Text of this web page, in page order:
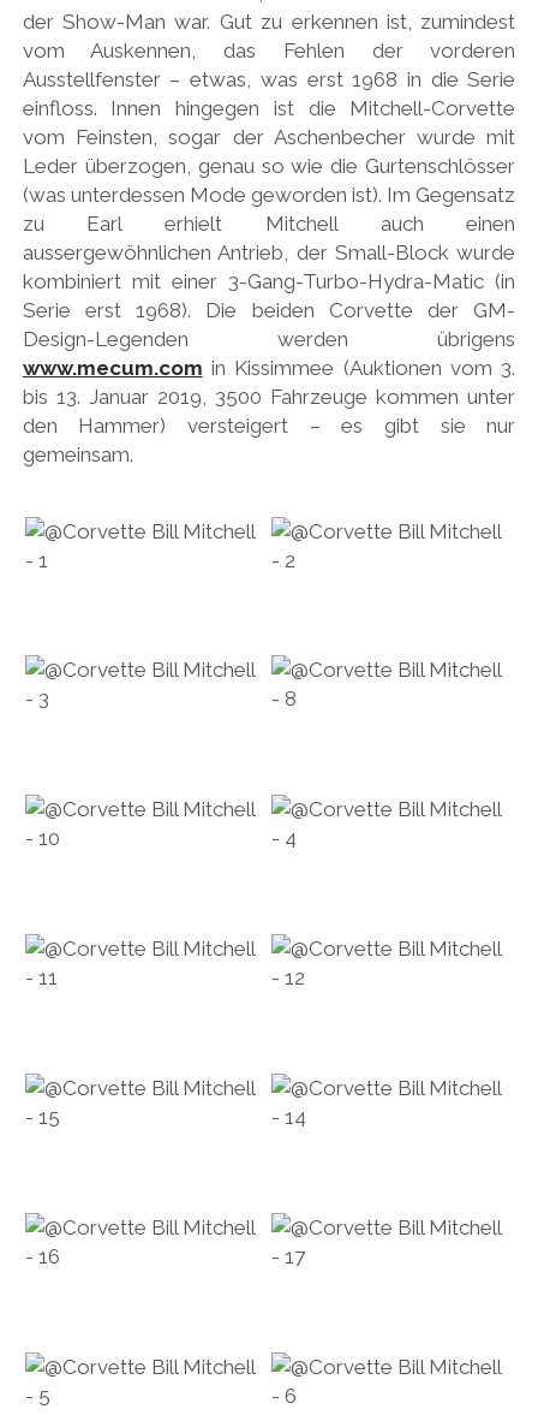
der Show-Man war. Gut zu erkennen ist, zumindest
vom Auskennen, das Fehlen der vorderen
Ausstellfenster – etwas, was erst 1968 in die Serie
einfloss. Innen hingegen ist die Mitchell-Corvette
vom Feinsten, sogar der Aschenbecher wurde mit
Leder überzogen, genau so wie die Gurtenschlösser
(was unterdessen Mode geworden ist). Im Gegensatz
zu Earl erhielt Mitchell auch einen
aussergewöhnlichen Antrieb, der Small-Block wurde
kombiniert mit einer 3-Gang-Turbo-Hydra-Matic (in
Serie erst 1968). Die beiden Corvette der GM-
Design-Legenden werden übrigens
www.mecum.com in Kissimmee (Auktionen vom 3.
bis 13. Januar 2019, 3500 Fahrzeuge kommen unter
den Hammer) versteigert – es gibt sie nur
gemeinsam.